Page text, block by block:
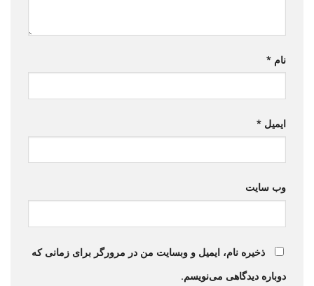
نام *
ایمیل *
وب‌ سایت
ذخیره نام، ایمیل و وبسایت من در مرورگر برای زمانی که
دوباره دیدگاهی می‌نویسم.